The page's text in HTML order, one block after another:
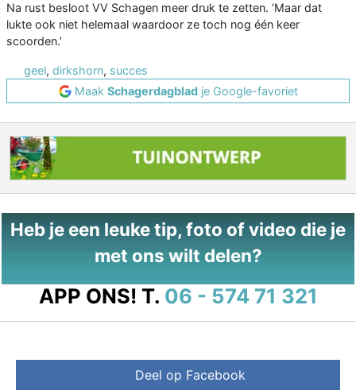
Na rust besloot VV Schagen meer druk te zetten. ‘Maar dat
lukte ook niet helemaal waardoor ze toch nog één keer
scoorden.’
geel, dirkshorn, succes
Maak Schagerdagbladje Google-favoriet
Heb je een leuke tip, foto of video die je
met ons wilt delen?
APP ONS! T. 06 - 574 71 321
Deel op Facebook